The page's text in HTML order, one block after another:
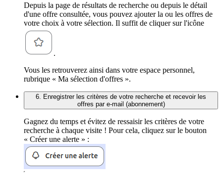
Depuis la page de résultats de recherche ou depuis le détail
d'une offre consultée, vous pouvez ajouter la ou les offres de
votre choix à votre sélection. Il suffit de cliquer sur l'icône
.
Vous les retrouverez ainsi dans votre espace personnel,
rubrique « Ma sélection d'offres ».
6. Enregistrer les critères de votre recherche et recevoir les
offres par e-mail (abonnement)
Gagnez du temps et évitez de ressaisir les critères de votre
recherche à chaque visite ! Pour cela, cliquez sur le bouton
« Créer une alerte » :